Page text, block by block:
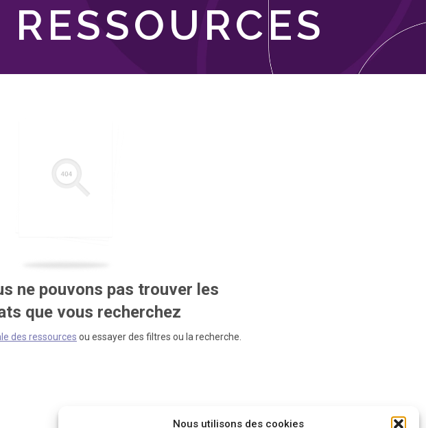
Nous utilisons des cookies
ne pouvons pas trouver les
que vous recherchez
des ressources ou essayer des filtres ou la recherche.